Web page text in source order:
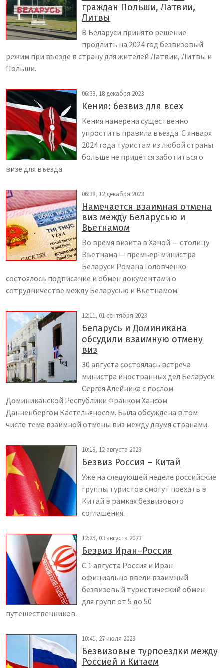
граждан Польши, Латвии,
Литвы
В Беларуси принято решение
продлить на 2024 год безвизовый
режим при въезде в страну для жителей Латвии, Литвы и
Польши.
06:33, 18 декабря 2023
Кения: безвиз для всех
Кения намерена существенно
упростить правила въезда. С января
2024 года туристам из любой страны
больше не придётся заботиться о
визе для въезда.
06:38, 12 декабря 2023
Намечается взаимная отмена
виз между Беларусью и
Вьетнамом
Во время визита в Ханой — столицу
Вьетнама — премьер-министра
Беларуси Романа Головченко
состоялось подписание и обмен документами о
сотрудничестве между Беларусью и Вьетнамом.
12:11, 01 сентября 2023
Беларусь и Доминикана
обсудили взаимную отмену
виз
30 августа состоялась встреча
министра иностранных дел Беларуси
Сергея Алейника с послом
Доминиканской Республики Франком Хансом
Данненбергом Кастельяносом. Была обсуждена в том
числе тема взаимной отмены виз между двумя странами.
10:18, 12 августа 2023
Безвиз Россия – Китай
Уже на следующей неделе российские
группы туристов смогут поехать в
Китай в рамках безвизового
соглашения.
12:25, 03 августа 2023
Безвиз Иран–Россия
С 1 августа Россия и Иран
официально ввели взаимный
безвизовый туристический обмен
для групп от 5 до 50
путешественников.
10:41, 27 июля 2023
Безвизовые турпоездки между
Россией и Китаем